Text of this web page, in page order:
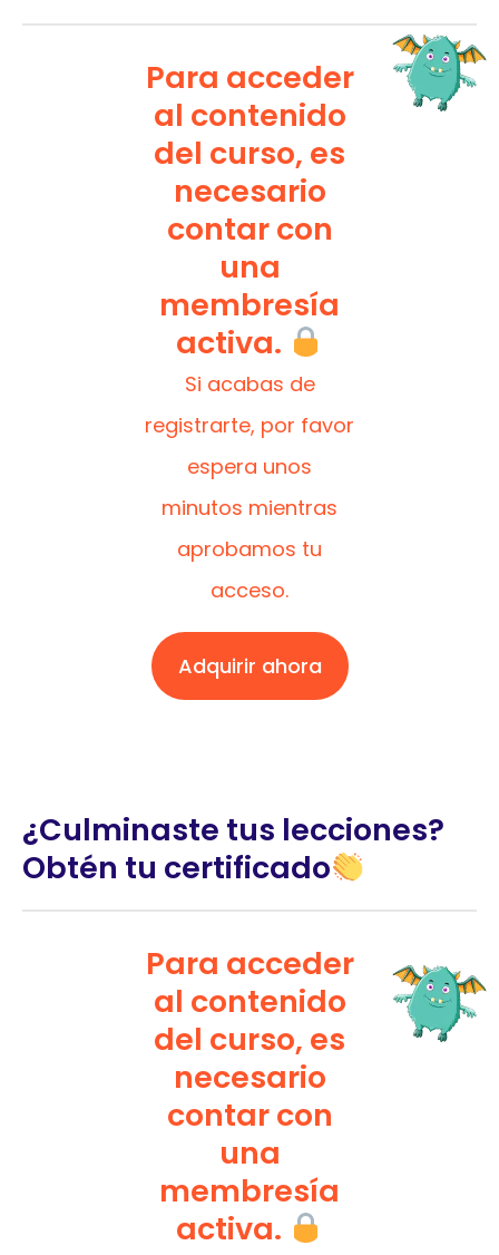
Para acceder
al contenido
del curso, es
necesario
contar con
una
membresía
activa.
Si acabas de
registrarte, por favor
espera unos
minutos mientras
aprobamos tu
acceso.
Adquirir ahora
¿Culminaste tus lecciones?
Obtén tu certificado
Para acceder
al contenido
del curso, es
necesario
contar con
una
membresía
activa.